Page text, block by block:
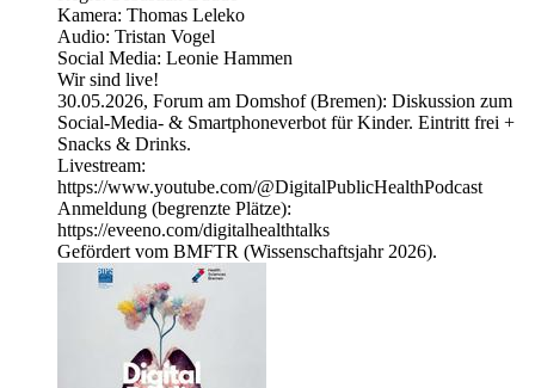
Kamera: Thomas Leleko
Audio: Tristan Vogel
Social Media: Leonie Hammen
Wir sind live!
30.05.2026, Forum am Domshof (Bremen): Diskussion zum
Social-Media- & Smartphoneverbot für Kinder. Eintritt frei +
Snacks & Drinks.
Livestream:
https://www.youtube.com/@DigitalPublicHealthPodcast
Anmeldung (begrenzte Plätze):
https://eveeno.com/digitalhealthtalks
Gefördert vom BMFTR (Wissenschaftsjahr 2026).